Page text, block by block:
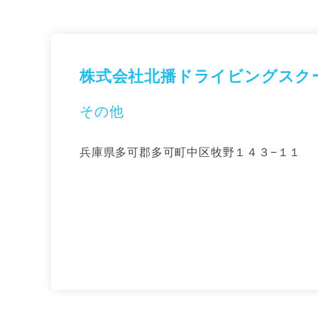
株式会社北播ドライビングスク
その他
兵庫県多可郡多可町中区牧野１４３−１１